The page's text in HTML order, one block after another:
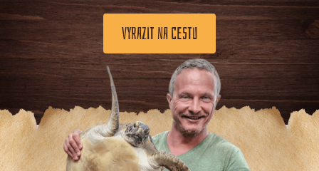
VYRAZIT NA CESTU